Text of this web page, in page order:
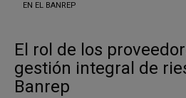
EN EL BANREP
El rol de los
gestión integral de
Banrep